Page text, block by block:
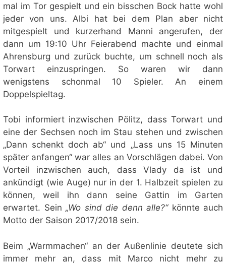
mal im Tor gespielt und ein bisschen Bock hatte wohl
jeder von uns. Albi hat bei dem Plan aber nicht
mitgespielt und kurzerhand Manni angerufen, der
dann um 19:10 Uhr Feierabend machte und einmal
Ahrensburg und zurück buchte, um schnell noch als
Torwart einzuspringen. So waren wir dann
wenigstens schonmal 10 Spieler. An einem
Doppelspieltag.
Tobi informiert inzwischen Pölitz, dass Torwart und
eine der Sechsen noch im Stau stehen und zwischen
„Dann schenkt doch ab“ und „Lass uns 15 Minuten
später anfangen“ war alles an Vorschlägen dabei. Von
Vorteil inzwischen auch, dass Vlady da ist und
ankündigt (wie Auge) nur in der 1. Halbzeit spielen zu
können, weil ihn dann seine Gattin im Garten
erwartet. Sein „Wo sind die denn alle?“könnte auch
Motto der Saison 2017/2018 sein.
Beim „Warmmachen“ an der Außenlinie deutete sich
immer mehr an, dass mit Marco nicht mehr zu